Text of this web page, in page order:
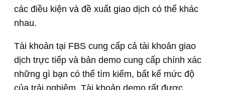
các điều kiện và đề xuất giao dịch có thể khác
nhau.
Tài khoản tại FBS cung cấp cả tài khoản giao
dịch trực tiếp và bản demo cung cấp chính xác
những gì bạn có thể tìm kiếm, bất kể mức độ